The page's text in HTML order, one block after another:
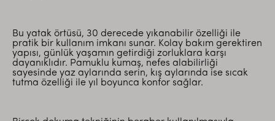
Bu yatak örtüsü, 30 derecede yıkanabilir özelliği ile
pratik bir kullanım imkanı sunar. Kolay bakım gerektiren
yapısı, günlük yaşamın getirdiği zorluklara karşı
dayanıklıdır. Pamuklu kumaş, nefes alabilirliği
sayesinde yaz aylarında serin, kış aylarında ise sıcak
tutma özelliği ile yıl boyunca konfor sağlar.